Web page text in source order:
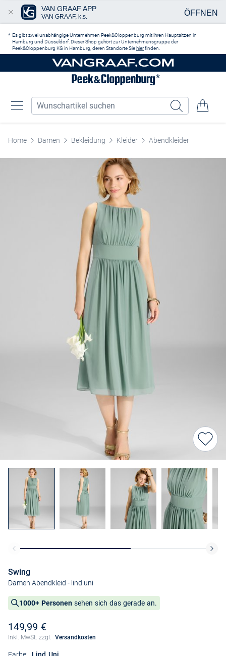
Es gibt zwei unabhängige Unternehmen Peek&Cloppenburg mit ihren Hauptsitzen in
Hamburg und Düsseldorf. Dieser Shop gehört zur Unternehmensgruppe der
Peek&Cloppenburg KG in Hamburg, deren Standorte Sie hierfinden.
Home Damen Bekleidung Kleider Abendkleider
Swing
Damen Abendkleid - lind uni
1000+ Personen sehen sich das gerade an.
149,99 €
Inkl. MwSt. zzgl. Versandkosten
VAN GRAAF APP
VAN GRAAF, k.s. ÖFFNEN